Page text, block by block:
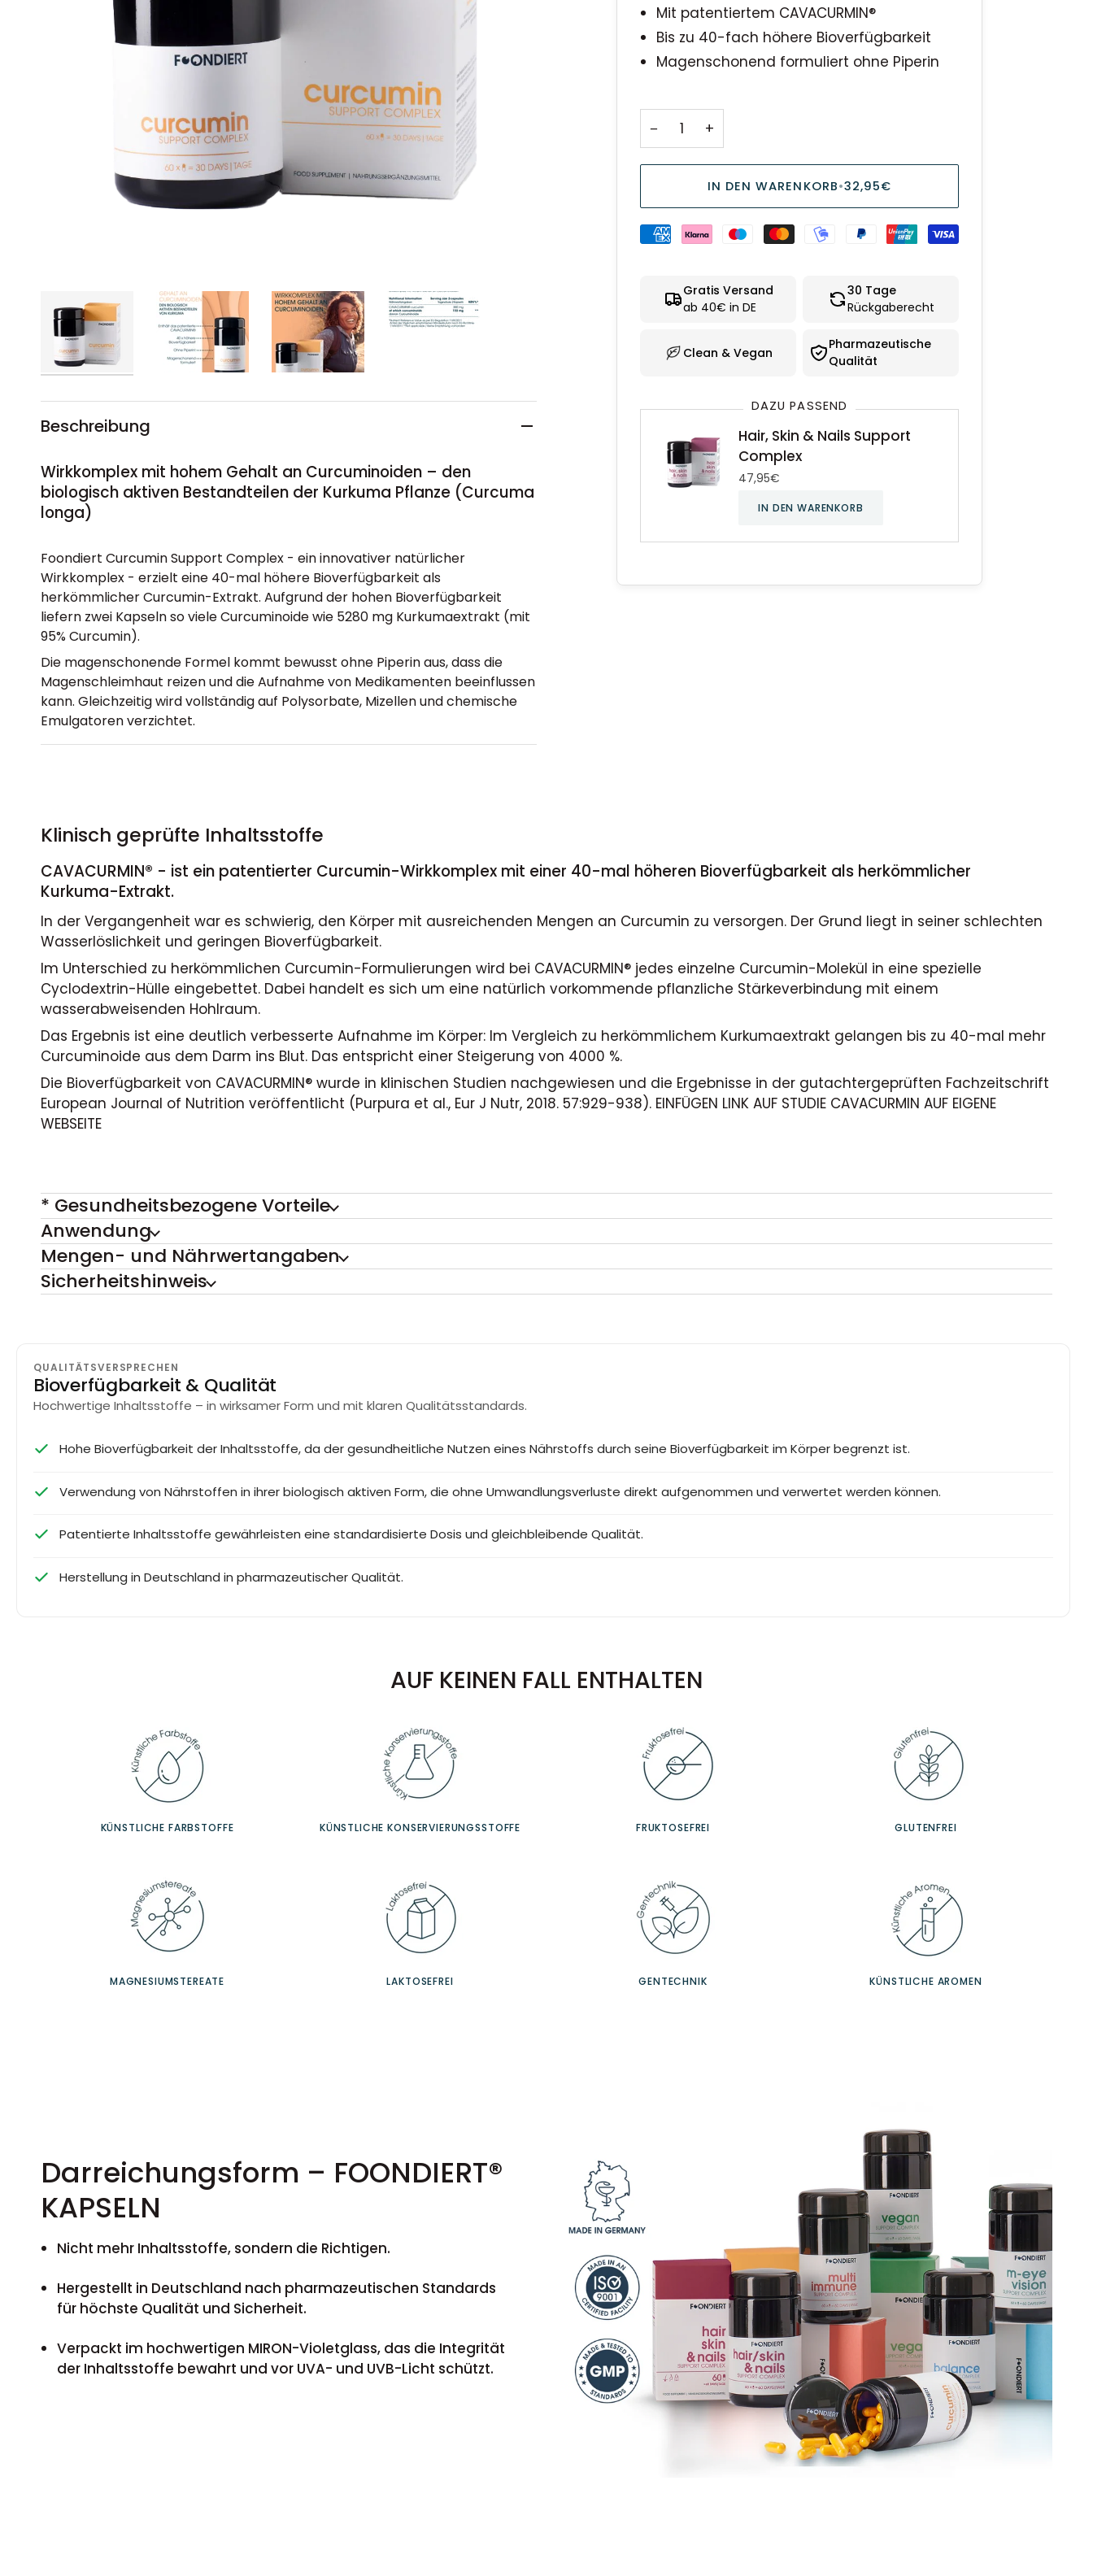
Beschreibung
Wirkkomplex mit hohem Gehalt an Curcuminoiden – den
biologisch aktiven Bestandteilen der Kurkuma Pflanze (Curcuma
longa)
Foondiert Curcumin Support Complex - ein innovativer natürlicher
Wirkkomplex - erzielt eine 40-mal höhere Bioverfügbarkeit als
herkömmlicher Curcumin-Extrakt. Aufgrund der hohen Bioverfügbarkeit
liefern zwei Kapseln so viele Curcuminoide wie 5280 mg Kurkumaextrakt (mit
95% Curcumin).
Die magenschonende Formel kommt bewusst ohne Piperin aus, dass die
Magenschleimhaut reizen und die Aufnahme von Medikamenten beeinflussen
kann. Gleichzeitig wird vollständig auf Polysorbate, Mizellen und chemische
Emulgatoren verzichtet.
Mit patentiertem CAVACURMIN®
Bis zu 40-fach höhere Bioverfügbarkeit
Magenschonend formuliert ohne Piperin
− +
IN DEN WARENKORB•32,95€
Gratis Versand
ab 40€ in DE
30 Tage
Rückgaberecht
Clean & Vegan
Pharmazeutische
Qualität
DAZU PASSEND
Hair, Skin & Nails Support
Complex
47,95€
IN DEN WARENKORB
Klinisch geprüfte Inhaltsstoffe
CAVACURMIN® - ist ein patentierter Curcumin-Wirkkomplex mit einer 40-mal höheren Bioverfügbarkeit als herkömmlicher
Kurkuma-Extrakt.
In der Vergangenheit war es schwierig, den Körper mit ausreichenden Mengen an Curcumin zu versorgen. Der Grund liegt in seiner schlechten
Wasserlöslichkeit und geringen Bioverfügbarkeit.
Im Unterschied zu herkömmlichen Curcumin-Formulierungen wird bei CAVACURMIN® jedes einzelne Curcumin-Molekül in eine spezielle
Cyclodextrin-Hülle eingebettet. Dabei handelt es sich um eine natürlich vorkommende pflanzliche Stärkeverbindung mit einem
wasserabweisenden Hohlraum.
Das Ergebnis ist eine deutlich verbesserte Aufnahme im Körper: Im Vergleich zu herkömmlichem Kurkumaextrakt gelangen bis zu 40-mal mehr
Curcuminoide aus dem Darm ins Blut. Das entspricht einer Steigerung von 4000 %.
Die Bioverfügbarkeit von CAVACURMIN® wurde in klinischen Studien nachgewiesen und die Ergebnisse in der gutachtergeprüften Fachzeitschrift
European Journal of Nutrition veröffentlicht (Purpura et al., Eur J Nutr, 2018. 57:929-938). EINFÜGEN LINK AUF STUDIE CAVACURMIN AUF EIGENE
WEBSEITE
* Gesundheitsbezogene Vorteile
Anwendung
Mengen- und Nährwertangaben
Sicherheitshinweis
QUALITÄTSVERSPRECHEN
Bioverfügbarkeit & Qualität
Hochwertige Inhaltsstoffe – in wirksamer Form und mit klaren Qualitätsstandards.
Hohe Bioverfügbarkeit der Inhaltsstoffe, da der gesundheitliche Nutzen eines Nährstoffs durch seine Bioverfügbarkeit im Körper begrenzt ist.
Verwendung von Nährstoffen in ihrer biologisch aktiven Form, die ohne Umwandlungsverluste direkt aufgenommen und verwertet werden können.
Patentierte Inhaltsstoffe gewährleisten eine standardisierte Dosis und gleichbleibende Qualität.
Herstellung in Deutschland in pharmazeutischer Qualität.
AUF KEINEN FALL ENTHALTEN
KÜNSTLICHE FARBSTOFFE KÜNSTLICHE KONSERVIERUNGSSTOFFE FRUKTOSEFREI GLUTENFREI
MAGNESIUMSTEREATE LAKTOSEFREI GENTECHNIK KÜNSTLICHE AROMEN
Darreichungsform – FOONDIERT®
KAPSELN
Nicht mehr Inhaltsstoffe, sondern die Richtigen.
Hergestellt in Deutschland nach pharmazeutischen Standards
für höchste Qualität und Sicherheit.
Verpackt im hochwertigen MIRON-Violetglass, das die Integrität
der Inhaltsstoffe bewahrt und vor UVA- und UVB-Licht schützt.